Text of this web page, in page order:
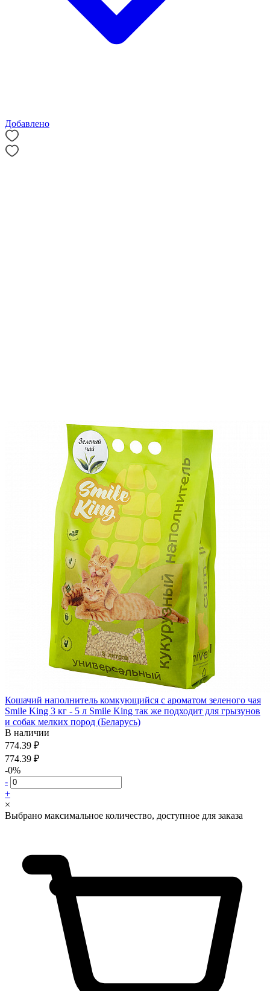
Добавлено
Кошачий наполнитель комкующийся с ароматом зеленого чая
Smile King 3 кг - 5 л Smile King так же подходит для грызунов
и собак мелких пород (Беларусь)
В наличии
774.39 ₽
774.39 ₽
-0%
-
+
×
Выбрано максимальное количество, доступное для заказа